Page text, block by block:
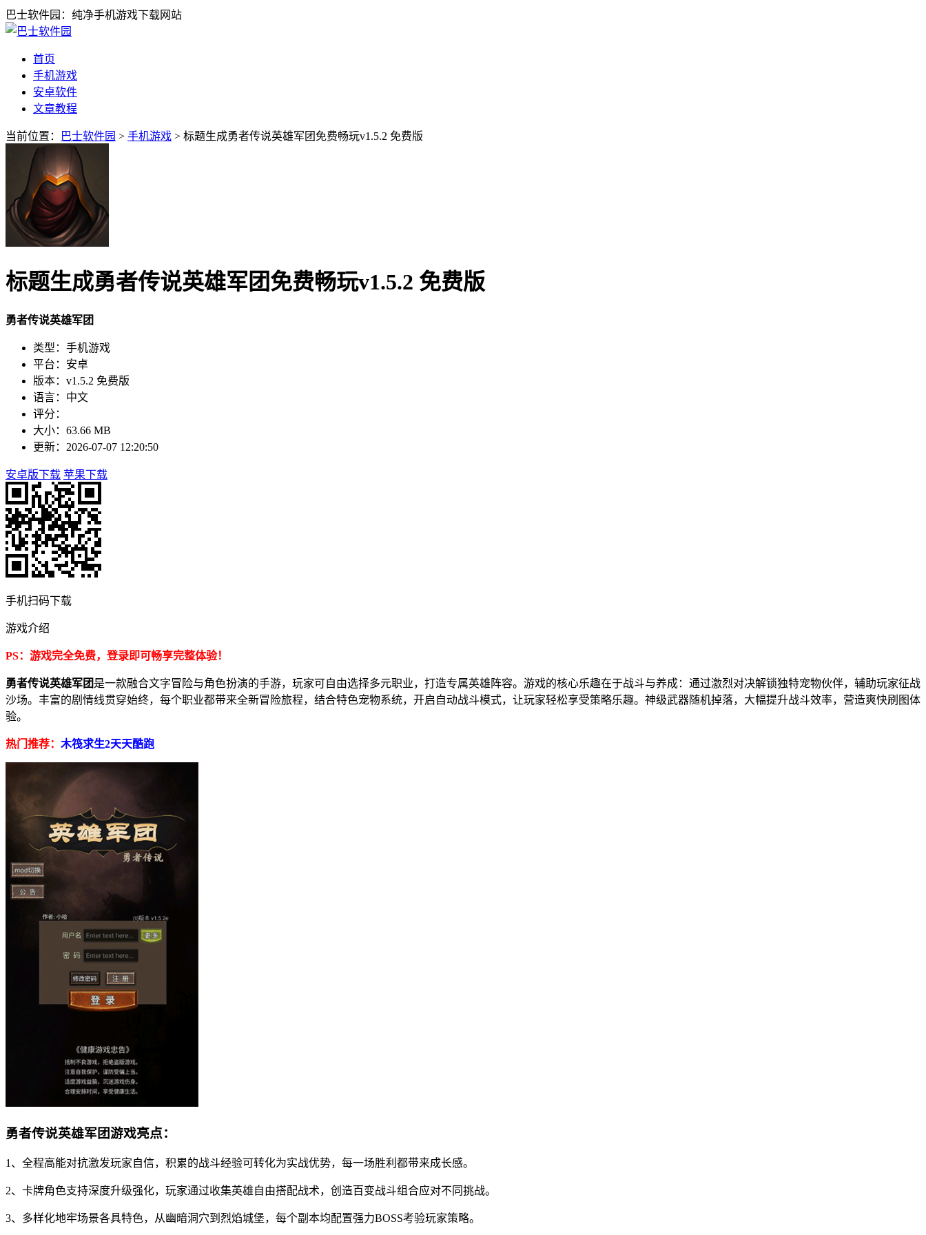
巴士软件园：纯净手机游戏下载网站
首页
手机游戏
安卓软件
文章教程
当前位置： 巴士软件园 > 手机游戏 > 标题生成勇者传说英雄军团免费畅玩v1.5.2 免费版
标题生成勇者传说英雄军团免费畅玩v1.5.2 免费版
勇者传说英雄军团
类型：手机游戏
平台：安卓
版本：v1.5.2 免费版
语言：中文
评分：
大小：63.66 MB
更新：2026-07-07 12:20:50
安卓版下载 苹果下载
手机扫码下载
游戏介绍
PS：游戏完全免费，登录即可畅享完整体验！
勇者传说英雄军团是一款融合文字冒险与角色扮演的手游，玩家可自由选择多元职业，打造专属英雄阵容。游戏的核心乐趣在于战斗与养成：通过激烈对决解锁独特宠物伙伴，辅助玩家征战
沙场。丰富的剧情线贯穿始终，每个职业都带来全新冒险旅程，结合特色宠物系统，开启自动战斗模式，让玩家轻松享受策略乐趣。神级武器随机掉落，大幅提升战斗效率，营造爽快刷图体
验。
热门推荐： 木筏求生2天天酷跑
勇者传说英雄军团游戏亮点：
1、全程高能对抗激发玩家自信，积累的战斗经验可转化为实战优势，每一场胜利都带来成长感。
2、卡牌角色支持深度升级强化，玩家通过收集英雄自由搭配战术，创造百变战斗组合应对不同挑战。
3、多样化地牢场景各具特色，从幽暗洞穴到烈焰城堡，每个副本均配置强力BOSS考验玩家策略。